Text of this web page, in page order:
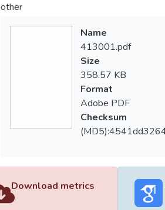
other
Name
413001.pdf
Size
358.57 KB
Format
Adobe PDF
Checksum
Download metrics